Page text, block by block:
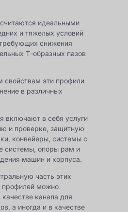
идеальными
и тяжелых условий
снижения
Т-образных пазов
свойствам эти профили
в различных
включают в себя услуги
и проверке, защитную
конвейеры, системы с
системы, опоры рам и
машин и корпуса.
часть этих
профилей можно
качестве канала для
а иногда и в качестве